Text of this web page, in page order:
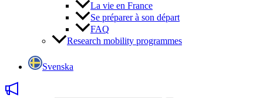
La vie en France
Se préparer à son départ
FAQ
Research mobility programmes
Svenska